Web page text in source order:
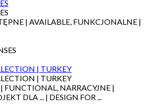
| AVAILABLE, FUNKCJONALNE |
| TURKEY
| TURKEY
FUNCTIONAL, NARRACYJNE |
DLA ... | DESIGN FOR ...